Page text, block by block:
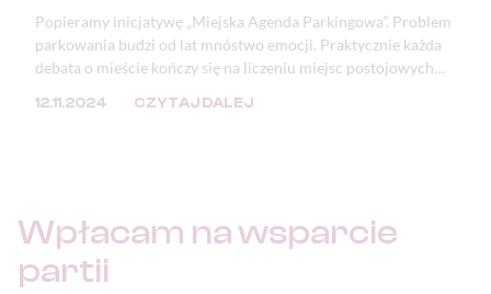
Popieramy inicjatywę „Miejska Agenda Parkingowa”. Problem
parkowania budzi od lat mnóstwo emocji. Praktycznie każda
debata o mieście kończy się na liczeniu miejsc postojowych
zdewastowaną zieleń. Mimo, że problem ten doskwiera
12.11.2024 CZYTAJ DALEJ
Wpłacam nawsparcie
partii